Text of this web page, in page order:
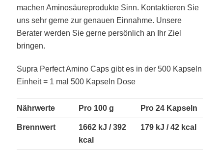
machen Aminosäureprodukte Sinn. Kontaktieren Sie
uns sehr gerne zur genauen Einnahme. Unsere
Berater werden Sie gerne persönlich an Ihr Ziel
bringen.
Supra Perfect Amino Caps gibt es in der 500 Kapseln
Einheit = 1 mal 500 Kapseln Dose
Nährwerte Pro 100 g Pro 24 Kapseln
Brennwert
1662 kJ / 392
kcal
179 kJ / 42 kcal